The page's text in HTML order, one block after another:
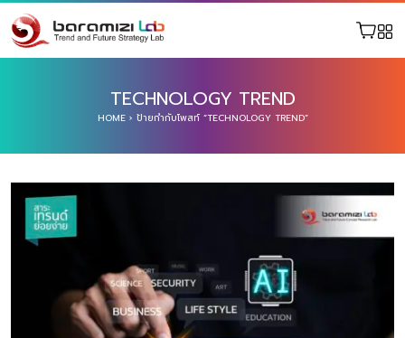
TECHNOLOGY TREND
HOME› ป้ายกำกับโพสท์ “TECHNOLOGY TREND”